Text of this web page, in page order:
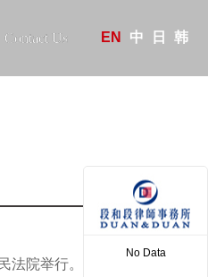
Contact Us 中
EN 日 韩
院举行。最高人民
No Data